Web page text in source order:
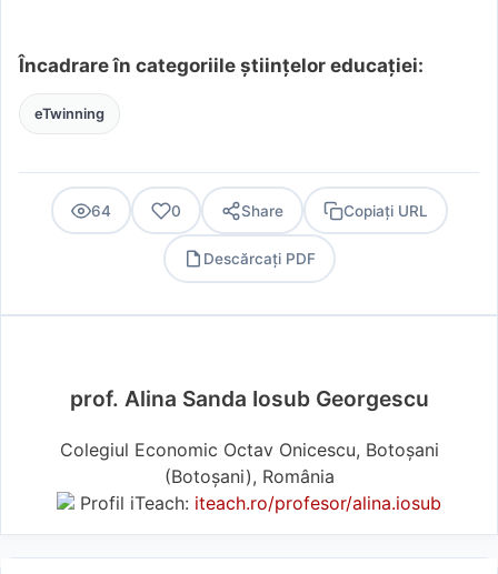
Încadrare în categoriile științelor educației:
eTwinning
64 0 Share Copiați URL
Descărcați PDF
prof. Alina Sanda Iosub Georgescu
Colegiul Economic Octav Onicescu, Botoșani
(Botoşani), România
Profil iTeach: iteach.ro/profesor/alina.iosub